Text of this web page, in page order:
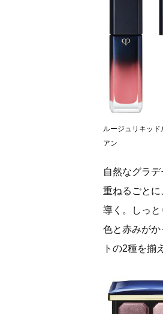
ルージュリキッド
アン
自然なグラ
重ねるごと
導く。しっ
色と赤みが
トの2種を揃